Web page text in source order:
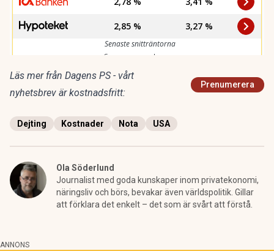
Läs mer från Dagens PS - vårt
nyhetsbrev är kostnadsfritt:
Prenumerera
Dejting Kostnader Nota USA
Ola Söderlund
Journalist med goda kunskaper inom privatekonomi,
näringsliv och börs, bevakar även världspolitik. Gillar
att förklara det enkelt – det som är svårt att förstå.
ANNONS